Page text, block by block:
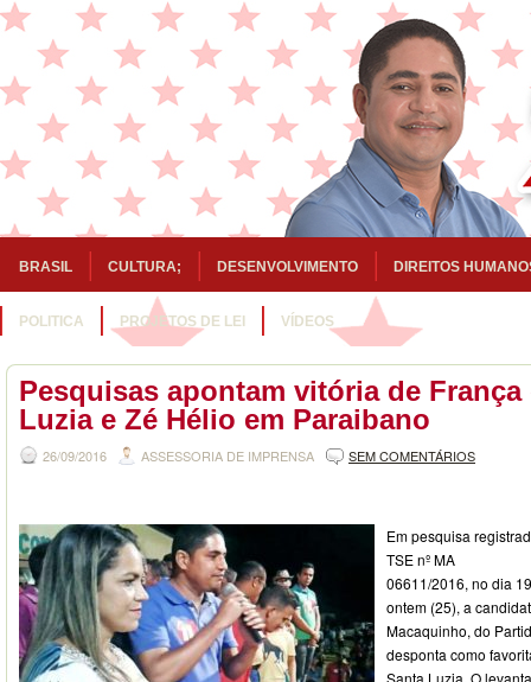
BRASIL CULTURA; DESENVOLVIMENTO DIREITOS
POLITICA PROJETOS DE LEI VÍDEOS
Pesquisas apontam vitória de França
Luzia e Zé Hélio em Paraibano
26/09/2016 ASSESSORIA DE IMPRENSA SEM COMENTÁRIOS
Em pesquisa
TSE nº MA
06611/2016, no dia
ontem (25), a
Macaquinho, do
desponta como
Santa Luzia. O